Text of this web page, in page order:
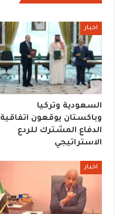
اخبار
السعودية وتركيا
وباكستان يوقعون اتفاقية
الدفاع المشترك للردع
الاستراتيجي
اخبار